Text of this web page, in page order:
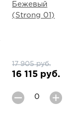
Бежевый
(Strong 01)
17 905 руб.
16 115 руб.